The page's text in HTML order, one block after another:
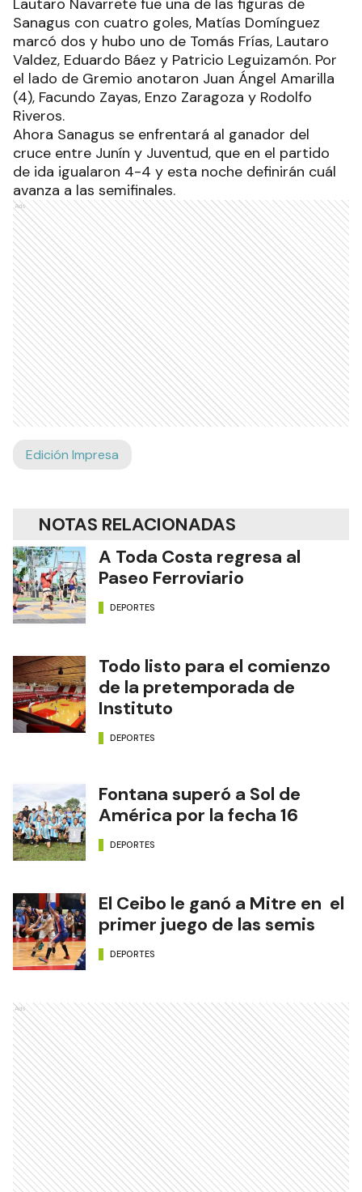
Sanagus con cuatro goles, Matías Domínguez
marcó dos y hubo uno de Tomás Frías, Lautaro
Valdez, Eduardo Báez y Patricio Leguizamón. Por
el lado de Gremio anotaron Juan Ángel Amarilla
(4), Facundo Zayas, Enzo Zaragoza y Rodolfo
Riveros.
Ahora Sanagus se enfrentará al ganador del
cruce entre Junín y Juventud, que en el partido
de ida igualaron 4-4 y esta noche definirán cuál
avanza a las semifinales.
Ads
Edición Impresa
NOTAS RELACIONADAS
A Toda Costa regresa al
Paseo Ferroviario
DEPORTES
Todo listo para el comienzo
de la pretemporada de
Instituto
DEPORTES
Fontana superó a Sol de
América por la fecha 16
DEPORTES
El Ceibo le ganó a Mitre en el
primer juego de las semis
DEPORTES
Ads